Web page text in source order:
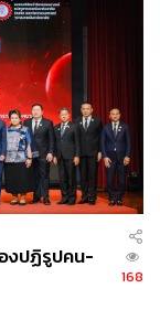
งปฏิรูปคน-
168